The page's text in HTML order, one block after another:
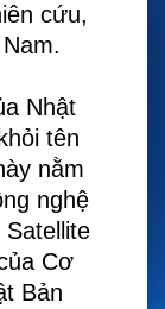
cứu,
Nhật
tên
nằm
nghệ
Satellite
Cơ
Bản